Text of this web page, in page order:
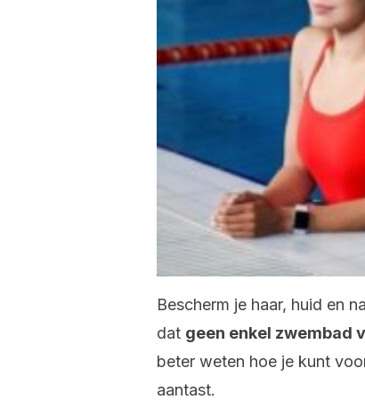
Bescherm je haar, huid en
dat geen enkel zwembad
beter weten hoe je kunt
aantast.